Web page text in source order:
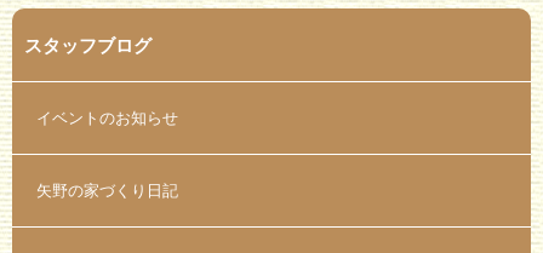
スタッフブログ
イベントのお知らせ
矢野の家づくり日記